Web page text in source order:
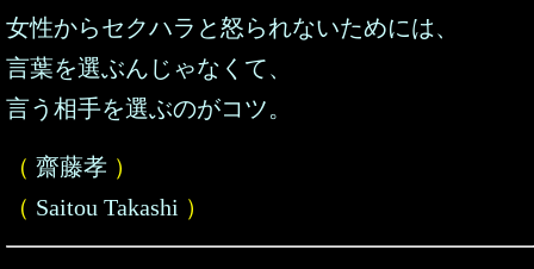
女性からセクハラと怒られないためには、
言葉を選ぶんじゃなくて、
言う相手を選ぶのがコツ。
（ 齋藤孝 ）
（ Saitou Takashi ）